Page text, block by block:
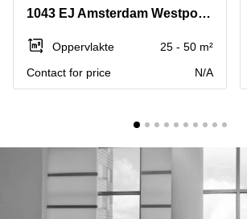
Hengelo
Hilversum
Hoofddorp
Tiel
Tilburg
Zwolle
Reeuwijk
Business
Arnhem
Westpoort
Business
Hilversum
1043 EJ Amsterdam Westpoort
Oppervlakte
25 - 50 m²
Contact for price
N/A